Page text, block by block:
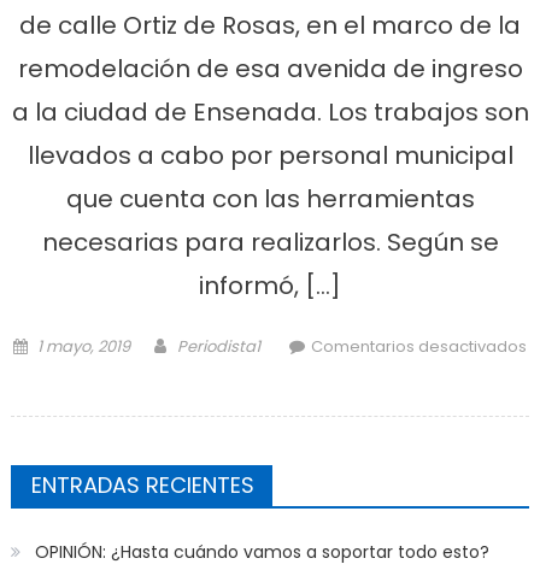
de calle Ortiz de Rosas, en el marco de la
remodelación de esa avenida de ingreso
a la ciudad de Ensenada. Los trabajos son
llevados a cabo por personal municipal
que cuenta con las herramientas
necesarias para realizarlos. Según se
informó, […]
Posted on
1 mayo, 2019 Author
Periodista1
Comentarios desactivados
ENTRADAS RECIENTES
OPINIÓN: ¿Hasta cuándo vamos a soportar todo esto?